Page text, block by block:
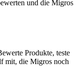
und die Migros
Produkte, teste
mit, die Migros noch